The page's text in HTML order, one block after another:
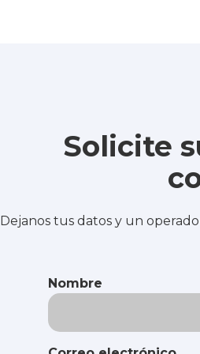
Solicite
Dejanos tus datos y un
Nombre